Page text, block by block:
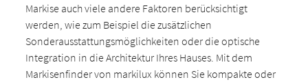
Markise auch viele andere Faktoren berücksichtigt
werden, wie zum Beispiel die zusätzlichen
Sonderausstattungsmöglichkeiten oder die optische
Integration in die Architektur Ihres Hauses. Mit dem
Markisenfinder von markilux können Sie kompakte oder